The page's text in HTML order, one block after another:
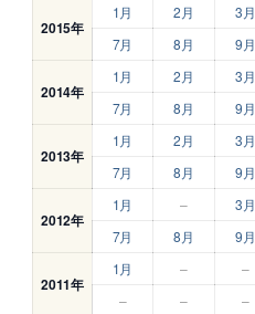
2015年
1月 2月 3月
7月
8月 9月
2014年
1月 2月 3月
7月
8月 9月
2013年
1月 2月 3月
7月
8月 9月
2012年
1月 – 3月
7月
8月 9月
2011年
1月 – –
–
– –